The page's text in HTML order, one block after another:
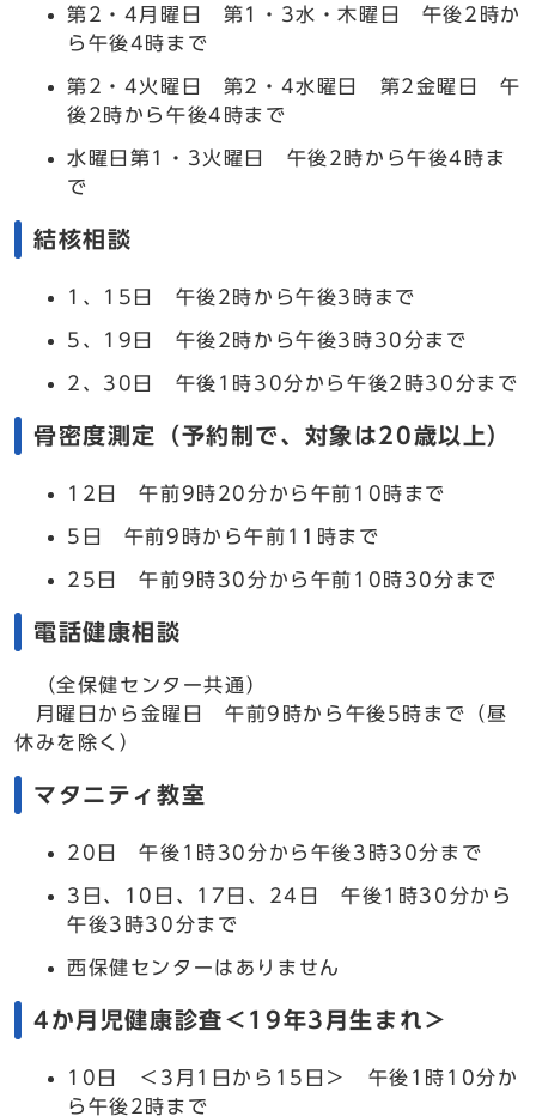
第2・4月曜日 第1・3水・木曜日 午後2時か
ら午後4時まで
第2・4火曜日 第2・4水曜日 第2金曜日 午
後2時から午後4時まで
水曜日第1・3火曜日 午後2時から午後4時ま
で
結核相談
1、15日 午後2時から午後3時まで
5、19日 午後2時から午後3時30分まで
2、30日 午後1時30分から午後2時30分まで
骨密度測定（予約制で、対象は20歳以上）
12日 午前9時20分から午前10時まで
5日 午前9時から午前11時まで
25日 午前9時30分から午前10時30分まで
電話健康相談
（全保健センター共通）
月曜日から金曜日 午前9時から午後5時まで（昼
休みを除く）
マタニティ教室
20日 午後1時30分から午後3時30分まで
3日、10日、17日、24日 午後1時30分から
午後3時30分まで
西保健センターはありません
4か月児健康診査＜19年3月生まれ＞
10日 ＜3月1日から15日＞ 午後1時10分か
ら午後2時まで